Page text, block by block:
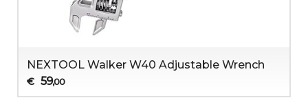
NEXTOOL Walker W40 Adjustable Wrench
€ 59,00